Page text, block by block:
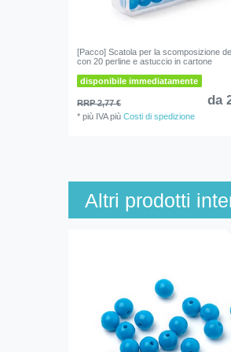
[Pacco] Scatola per la scomposizione
con 20 perline e astuccio in cartone
disponibile immediatamente
RRP 2,77 € da
*più IVApiùCosti di spedizione
Altri prodotti